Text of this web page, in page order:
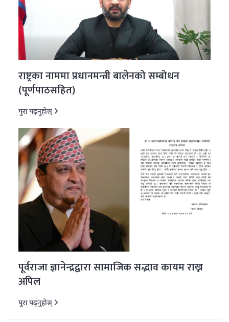
राष्ट्रका नाममा प्रधानमन्त्री बालेनको सम्बोधन
(पूर्णपाठसहित)
पुरा पढ्नुहोस्
पूर्वराजा ज्ञानेन्द्रद्वारा सामाजिक सद्भाव कायम राख्न
अपिल
पुरा पढ्नुहोस्